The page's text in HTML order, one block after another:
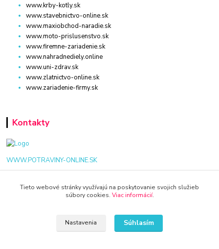
www.krby-kotly.sk
www.stavebnictvo-online.sk
www.maxiobchod-naradie.sk
www.moto-prislusenstvo.sk
www.firemne-zariadenie.sk
www.nahradnediely.online
www.uni-zdrav.sk
www.zlatnictvo-online.sk
www.zariadenie-firmy.sk
Kontakty
WWW.POTRAVINY-ONLINE.SK
+421 940 949 000
Tieto webové stránky využívajú na poskytovanie svojich služieb
súbory cookies. Viac informácií.
Nastavenia Súhlasím